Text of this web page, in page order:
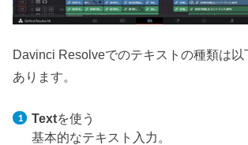
Davinci Resolveでのテキストの種類は
あります。
Textを使う
基本的なテキスト入力。